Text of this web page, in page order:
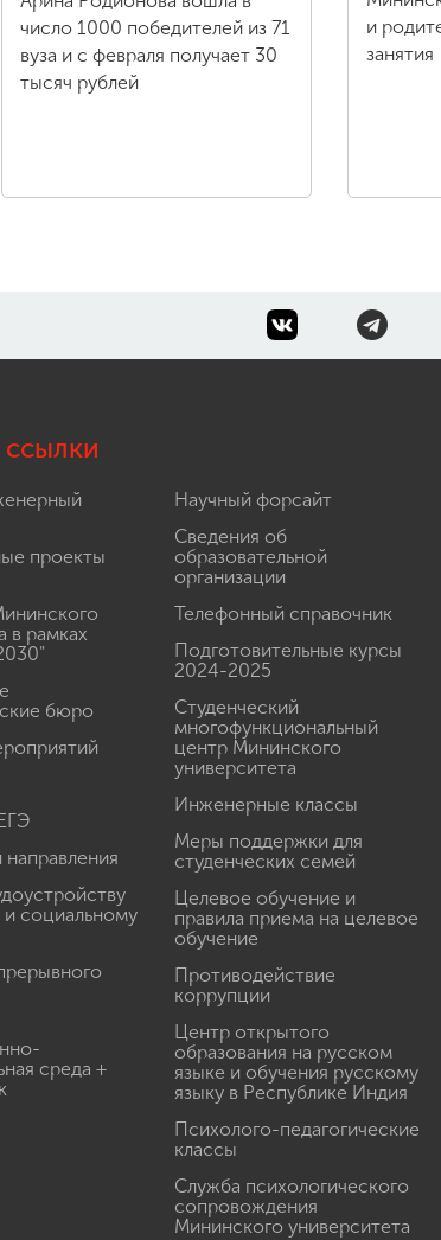
число 1000 победителей из 71
вуза и с февраля получает 30
тысяч рублей
и
занятия
проекты
в рамках
бюро
направления
и социальному
среда +
Научный форсайт
Сведения об
образовательной
организации
Телефонный справочник
Подготовительные курсы
2024-2025
Студенческий
многофункциональный
центр Мининского
университета
Инженерные классы
Меры поддержки для
студенческих семей
Целевое обучение и
правила приема на целевое
обучение
Противодействие
коррупции
Центр открытого
образования на русском
языке и обучения русскому
языку в Республике Индия
Психолого-педагогические
классы
Служба психологического
сопровождения
Мининского университета